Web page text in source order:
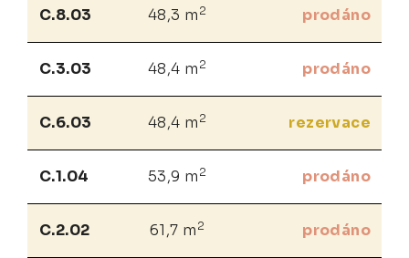
C.8.03 48,3 m 2 prodáno
C.3.03 48,4 m 2 prodáno
C.6.03 48,4 m 2 rezervace
C.1.04 53,9 m 2 prodáno
C.2.02 61,7 m 2 prodáno